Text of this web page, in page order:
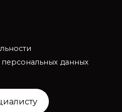
данных